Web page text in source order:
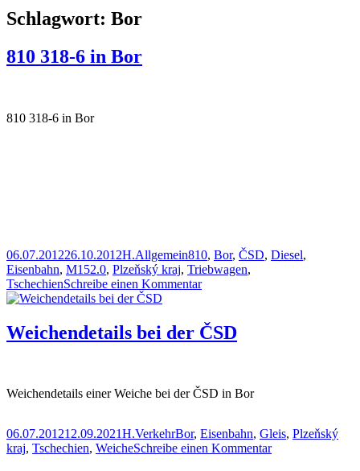
Schlagwort: Bor
810 318-6 in Bor
810 318-6 in Bor
Veröffentlicht
am
06.07.201226.10.2012Autor
H.Kategorien
AllgemeinSchlagwörter
810, Bor, ČSD, Diesel,
Eisenbahn, M152.0, Plzeňský kraj, Triebwagen,
TschechienSchreibe einen Kommentarzu
6
in
Weichendetails bei der ČSD
Weichendetails einer Weiche bei der ČSD in Bor
Veröffentlicht
am
06.07.201212.09.2021Autor
H.Kategorien
VerkehrSchlagwörter
Bor, Eisenbahn, Gleis, Plzeňský
kraj, Tschechien, WeicheSchreibe einen Kommentarzu